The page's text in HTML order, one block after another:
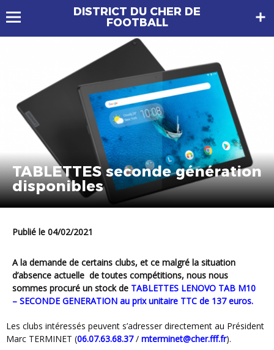
DISTRICT DU CHER DE
FOOTBALL
TABLETTES seconde génération
disponibles
Publié le 04/02/2021
A la demande de certains clubs, et ce malgré la situation
d’absence actuelle de toutes compétitions, nous nous
sommes procuré un stock de TABLETTES LENOVO TAB M10
– SECONDE GENERATION au prix unitaire TTC de 137 euros.
Les clubs intéressés peuvent s’adresser directement au Président
Marc TERMINET (06.07.63.68.37/ mterminet@cher.fff.fr).